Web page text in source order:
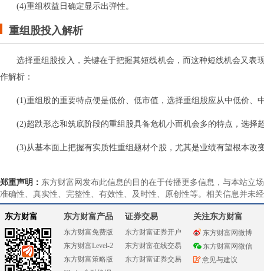
(4)重组权益日确定显示出弹性。
重组股投入解析
选择重组股投入，关键在于把握其短线机会，而这种短线机会又
作解析：
(1)重组股的重要特点便是低价、低市值，选择重组股应从中低价、
(2)超跌形态和筑底阶段的重组股具备危机小而机会多的特点，选择
(3)从基本面上把握有实质性重组题材个股，尤其是业绩有望根本改
郑重声明： 东方财富网发布此信息的目的在于传播更多信息，与本站立
准确性、真实性、完整性、有效性、及时性、原创性等。相关信息并未
东方财富 东方财富产品
东方财富免费版
东方财富Level-2
东方财富策略版
证券交易
东方财富证券开户
东方财富在线交易
东方财富证券交易
关注东方财富
东方财富网微博
东方财富网微信
意见与建议